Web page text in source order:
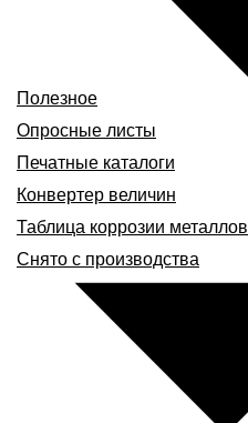
Полезное
Опросные листы
Печатные каталоги
Конвертер величин
Таблица коррозии металлов
Снято с производства